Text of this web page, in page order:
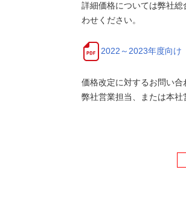
詳細価格については弊社
わせください。
2022～2023年度向
価格改定に対するお問い
弊社営業担当、または本